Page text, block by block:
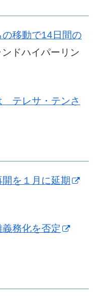
移動で14日間の
ドハイパーリン
テレサ・テンさ
を１月に延期
務化を否定